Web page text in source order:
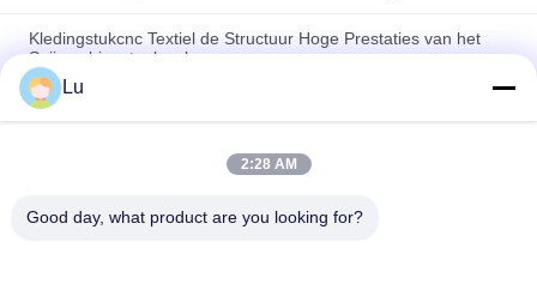
Kledingstukcnc Textiel de Structuur Hoge Prestaties van het
Snijmachinestaalwerk
Van de de Kledingsdoek van de hoge Precisie100w Laser de
Geautomatiseerde Controle Snijmachine
Van de manierkleding/Laser Snelle Scherpe de Snelheids
Lu
2:28 AM
Good day, what product are you looking for?